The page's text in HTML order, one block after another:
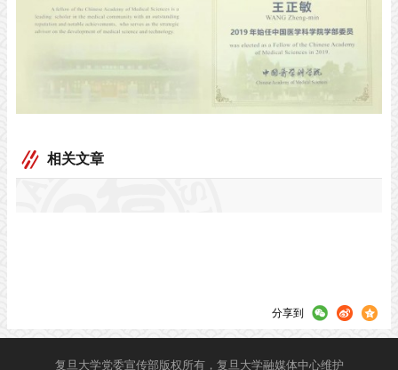
相关文章
分享到
复旦大学党委宣传部版权所有，复旦大学融媒体中心维护